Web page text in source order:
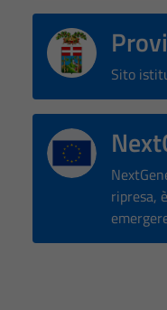
Sito
ripresa,